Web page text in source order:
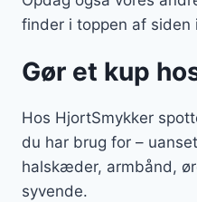
finder i toppen af siden
Gør et kup
Hos HjortSmykker
du har brug for –
halskæder, armbånd,
syvende.